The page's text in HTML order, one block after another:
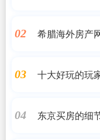
02
希腊海外房产
03
十大好玩的玩
04
东京买房的细